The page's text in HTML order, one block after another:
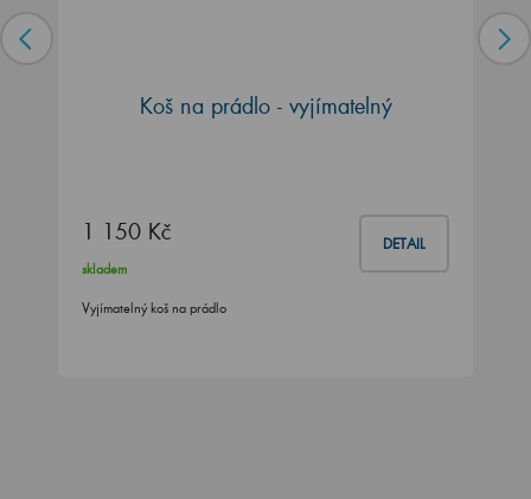
Koš na prádlo - vyjímatelný
1 150 Kč DETAIL
skladem
Vyjímatelný koš na prádlo